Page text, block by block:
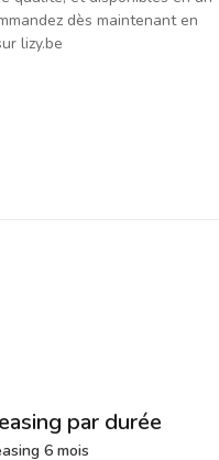
dès maintenant en
lizy.be
par durée
6 mois